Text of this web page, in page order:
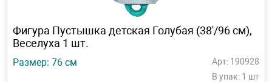
Фигура Пустышка детская Голубая (38'/96 см),
Веселуха 1 шт.
Размер: 76 см
Арт: 190928
В упак: 1 шт